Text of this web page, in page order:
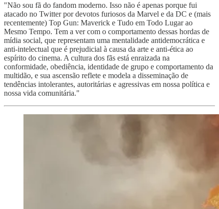
"Não sou fã do fandom moderno. Isso não é apenas porque fui
atacado no Twitter por devotos furiosos da Marvel e da DC e (mais
recentemente) Top Gun: Maverick e Tudo em Todo Lugar ao
Mesmo Tempo. Tem a ver com o comportamento dessas hordas de
mídia social, que representam uma mentalidade antidemocrática e
anti-intelectual que é prejudicial à causa da arte e anti-ética ao
espírito do cinema. A cultura dos fãs está enraizada na
conformidade, obediência, identidade de grupo e comportamento da
multidão, e sua ascensão reflete e modela a disseminação de
tendências intolerantes, autoritárias e agressivas em nossa política e
nossa vida comunitária."